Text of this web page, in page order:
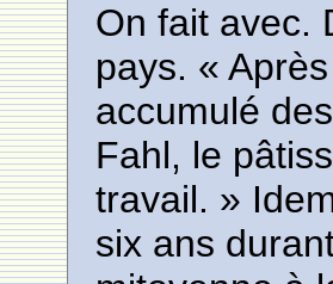
On fait avec.
pays. «
accumulé
Fahl, le
travail. »
six ans